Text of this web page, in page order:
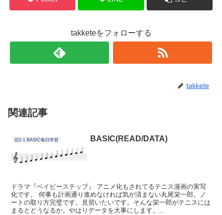
takketeをフォローする
takkete
関連記事
旧2-1.BASIC毎日学習 BASIC(READ/DATA)
ドラマ『ベイビーステップ』 アニメ化もされてるテニス漫画の実写
化です。 何事も計画通り進めなければ気が済まない丸尾栄一郎。ノ
ートの取り方完璧です。見習いたいです。そんな栄一郎がテニスには
まるとどうなるか。やはりデータを大事にします。...